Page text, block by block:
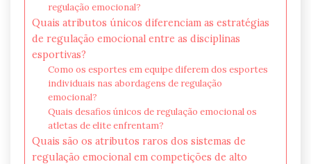
regulação emocional?
Quais atributos únicos diferenciam as estratégias
de regulação emocional entre as disciplinas
esportivas?
Como os esportes em equipe diferem dos esportes
individuais nas abordagens de regulação
emocional?
Quais desafios únicos de regulação emocional os
atletas de elite enfrentam?
Quais são os atributos raros dos sistemas de
regulação emocional em competições de alto